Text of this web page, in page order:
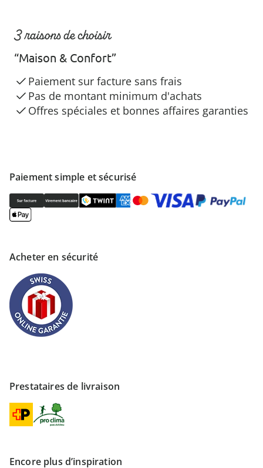
Paiement simple et sécurisé
Acheter en sécurité
Prestataires de livraison
Encore plus d’inspiration
3 raisons de choisir
“Maison & Confort”
Paiement sur facture sans frais
Pas de montant minimum d'achats
Offres spéciales et bonnes affaires garanties